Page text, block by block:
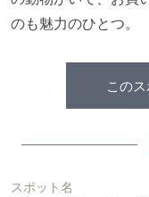
のも魅力のひとつ。
この
スポット名